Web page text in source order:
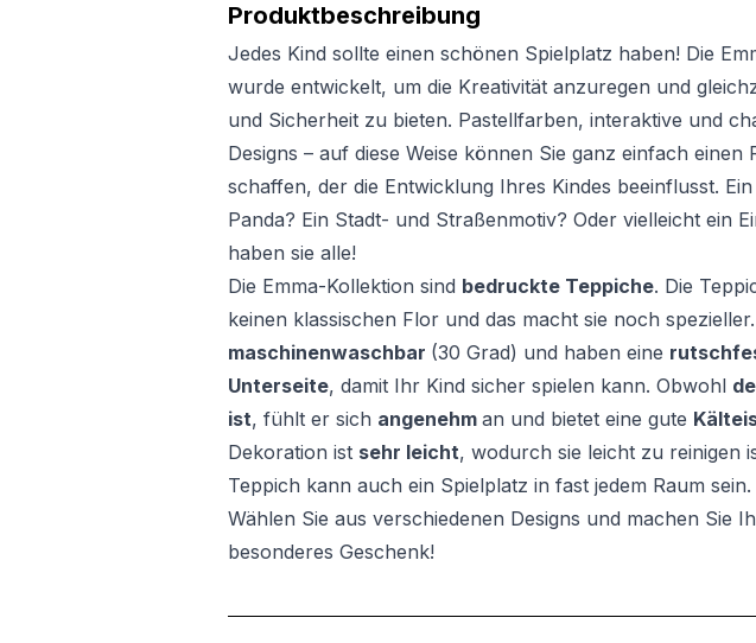
Produktbeschreibung
Jedes Kind sollte einen schönen Spielplatz haben! Die
wurde entwickelt, um die Kreativität anzuregen und
und Sicherheit zu bieten. Pastellfarben, interaktive und
Designs – auf diese Weise können Sie ganz einfach einen
schaffen, der die Entwicklung Ihres Kindes beeinflusst.
Panda? Ein Stadt- und Straßenmotiv? Oder vielleicht ein
haben sie alle!
Die Emma-Kollektion sind bedruckte Teppiche. Die
keinen klassischen Flor und das macht sie noch
maschinenwaschbar (30 Grad) und haben eine
Unterseite, damit Ihr Kind sicher spielen kann. Obwohl
ist, fühlt er sich angenehm an und bietet eine gute
Dekoration ist sehr leicht, wodurch sie leicht zu reinigen
Teppich kann auch ein Spielplatz in fast jedem Raum sein.
Wählen Sie aus verschiedenen Designs und machen Sie
besonderes Geschenk!